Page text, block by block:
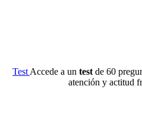
Test Accede a un test de 60
atención y actitud